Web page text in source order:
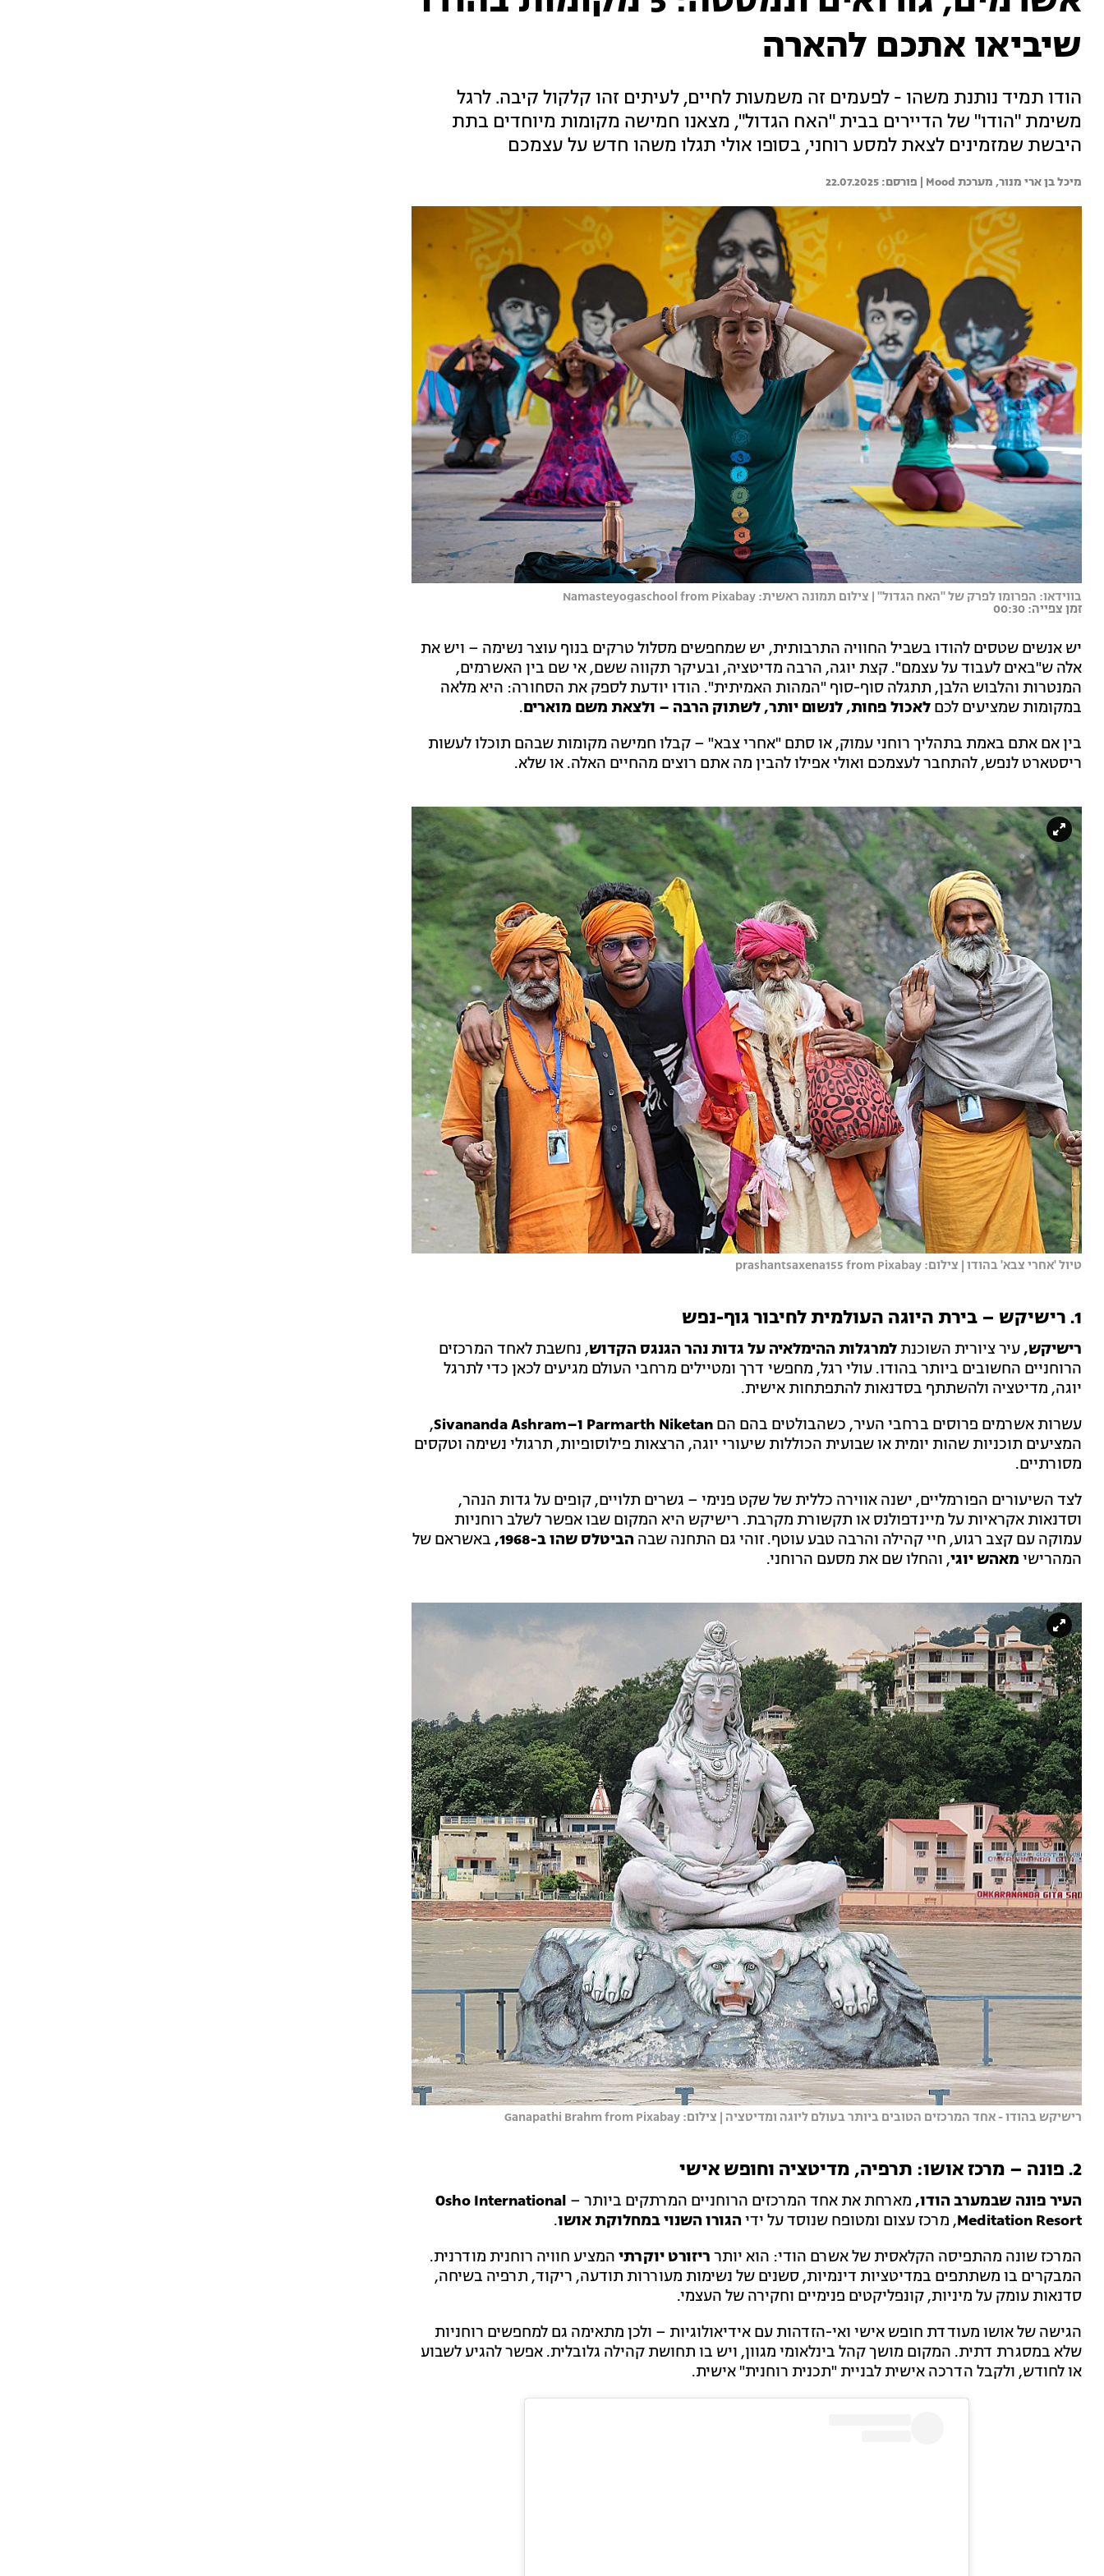
שיביאו אתכם להארה
הודו תמיד נותנת משהו - לפעמים זה משמעות לחיים, לעיתים זהו קלקול קיבה. לרגל
משימת "הודו" של הדיירים בבית "האח הגדול", מצאנו חמישה מקומות מיוחדים בתת
היבשת שמזמינים לצאת למסע רוחני, בסופו אולי תגלו משהו חדש על עצמכם
מיכל בן ארי מנור, מערכת Mood | 22.07.2025
בווידאו: הפרומו לפרק של "האח הגדול" | צילום תמונה ראשית: Namasteyogaschool from Pixabay
זמן צפייה: 00:30
יש אנשים שטסים להודו בשביל החוויה התרבותית, יש שמחפשים מסלול טרקים בנוף עוצר נשימה – ויש את
אלה ש"באים לעבוד על עצמם". קצת יוגה, הרבה מדיטציה, ובעיקר תקווה ששם, אי שם בין האשרמים,
המנטרות והלבוש הלבן, תתגלה סוף-סוף "המהות האמיתית". הודו יודעת לספק את הסחורה: היא מלאה
במקומות שמציעים לכם לאכול פחות, לנשום יותר, לשתוק הרבה – ולצאת משם מוארים.
בין אם אתם באמת בתהליך רוחני עמוק, או סתם "אחרי צבא" – קבלו חמישה מקומות שבהם תוכלו לעשות
ריסטארט לנפש, להתחבר לעצמכם ואולי אפילו להבין מה אתם רוצים מהחיים האלה. או שלא.
טיול 'אחרי צבא' בהודו | צילום: prashantsaxena155 from Pixabay
1. רישיקש – בירת היוגה העולמית לחיבור גוף-נפש
רישיקש,עיר ציורית השוכנת למרגלות ההימלאיה על גדות נהר הגנגס הקדוש, נחשבת לאחד המרכזים
הרוחניים החשובים ביותר בהודו. עולי רגל, מחפשי דרך ומטיילים מרחבי העולם מגיעים לכאן כדי לתרגל
יוגה, מדיטציה ולהשתתף בסדנאות להתפתחות אישית.
עשרות אשרמים פרוסים ברחבי העיר, כשהבולטים בהם הם Parmarth Niketan ו–Sivananda Ashram
,
המציעים תוכניות שהות יומית או שבועית הכוללות שיעורי יוגה, הרצאות פילוסופיות, תרגולי נשימה וטקסים
מסורתיים.
לצד השיעורים הפורמליים, ישנה אווירה כללית של שקט פנימי – גשרים תלויים, קופים על גדות הנהר,
וסדנאות אקראיות על מיינדפולנס או תקשורת מקרבת. רישיקש היא המקום שבו אפשר לשלב רוחניות
עמוקה עם קצב רגוע, חיי קהילה והרבה טבע עוטף. זוהי גם התחנה שבה הביטלס שהו ב-1968,
באשראם של
המהרישי מאהש יוגי, והחלו שם את מסעם הרוחני.
רישיקש בהודו - אחד המרכזים הטובים ביותר בעולם ליוגה ומדיטציה | צילום: Ganapathi Brahm from Pixabay
2. פונה – מרכז אושו: תרפיה, מדיטציה וחופש אישי
העיר פונה שבמערב הודו, מארחת את אחד המרכזים הרוחניים המרתקים ביותר – Osho International
Meditation Resort, מרכז עצום ומטופח שנוסד על ידי הגורו השנוי במחלוקת אושו.
המרכז שונה מהתפיסה הקלאסית של אשרם הודי: הוא יותר ריזורט יוקרתי המציע חוויה רוחנית מודרנית.
המבקרים בו משתתפים במדיטציות דינמיות, סשנים של נשימות מעוררות תודעה, ריקוד, תרפיה בשיחה,
סדנאות עומק על מיניות, קונפליקטים פנימיים וחקירה של העצמי.
הגישה של אושו מעודדת חופש אישי ואי-הזדהות עם אידיאולוגיות – ולכן מתאימה גם למחפשים רוחניות
שלא במסגרת דתית. המקום מושך קהל בינלאומי מגוון, ויש בו תחושת קהילה גלובלית. אפשר להגיע לשבוע
או לחודש, ולקבל הדרכה אישית לבניית "תכנית רוחנית" אישית.